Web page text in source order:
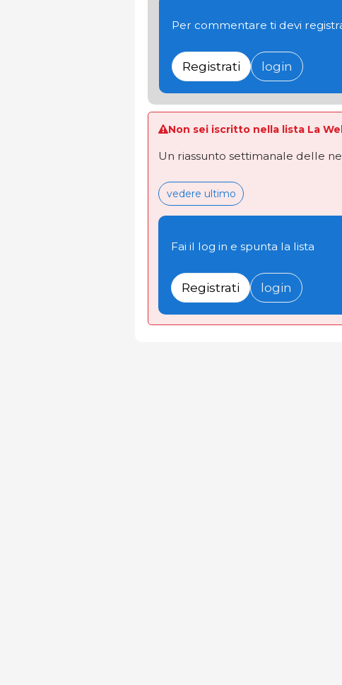
Per commentare ti devi
Registrati login
Non sei iscritto nella lista La
Un riassunto settimanale delle
vedere ultimo
Fai il log in e spunta la lista
Registrati login